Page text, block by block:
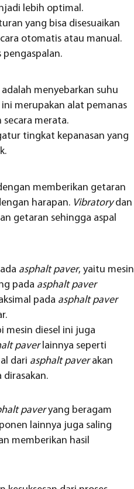
lebih optimal.
yang bisa disesuaikan
otomatis atau manual.
menyebarkan suhu
merupakan alat pemanas
merata.
tingkat kepanasan yang
memberikan getaran
harapan. Vibratorydan
getaran sehingga aspal
asphalt paver, yaitu mesin
pada asphalt paver
pada asphalt paver
mesin diesel ini juga
paverlainnya seperti
dari asphalt paverakan
paveryang beragam
lainnya juga saling
memberikan hasil